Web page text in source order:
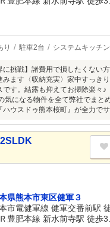
り 駐車2台 システムキッチン
に挑戦】諸費用で損したくな
みます〈収納充実〉家中すっき
です。結露も抑えてお掃除楽々
気になる物件を全て弊社でま
ハウスドゥ熊本桜町』が全力で
県熊本市東区健軍３
市電健軍線 健軍交番前駅
Ｒ豊肥本線 新水前寺駅 徒歩